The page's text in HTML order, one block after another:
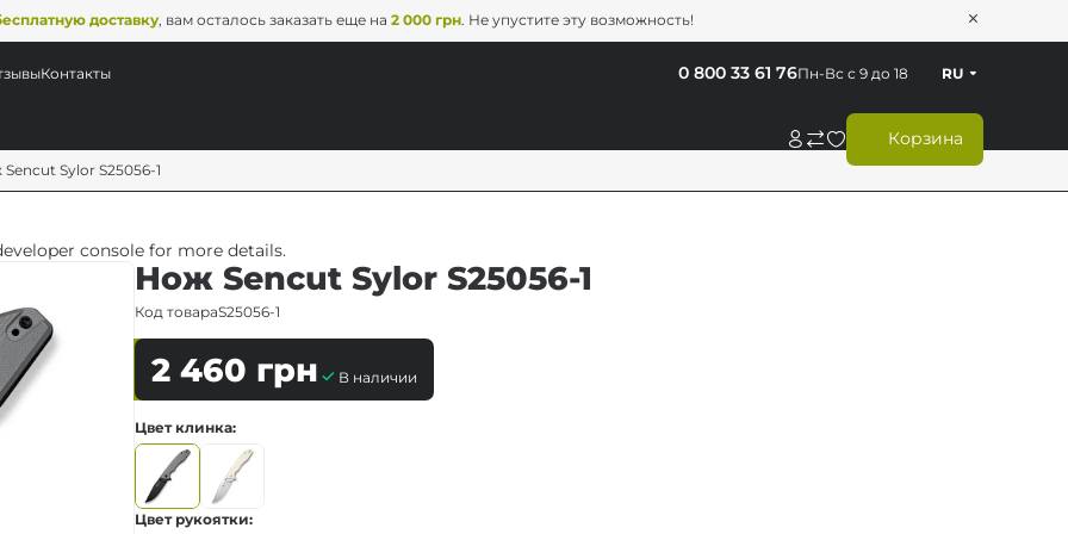
доставку, вам осталось заказать еще на 2 000 грн. Не упустите эту возможность!
Корзина
Пн-Вс с 9 до 18
0 800 33 61 76 RU
Контакты
Sylor S25056-1
console for more details.
Нож Sencut Sylor S25056-1
Код товараS25056-1
2 460 грн В наличии
Цвет клинка
Цвет рукоятки